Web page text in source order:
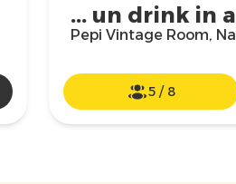
... un drink in
Pepi Vintage Room,
5 / 8